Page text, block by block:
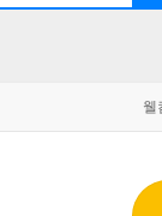
웰